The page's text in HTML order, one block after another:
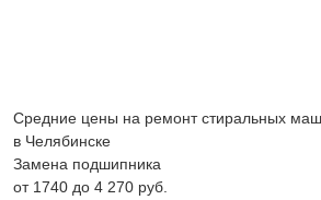
Средние цены на ремонт стиральных
в Челябинске
Замена подшипника
от 1740 до 4 270 pyб.